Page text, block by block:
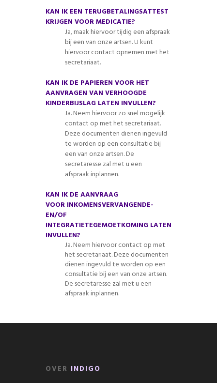
KAN IK EEN TERUGBETALINGSATTEST
KRIJGEN VOOR MEDICATIE?
Ja, maak hiervoor tijdig een afspraak
bij een van onze artsen. U kunt
hiervoor contact opnemen met het
secretariaat.
KAN IK DE PAPIEREN VOOR HET
AANVRAGEN VAN VERHOOGDE
KINDERBIJSLAG LATEN INVULLEN?
Ja. Neem hiervoor zo snel mogelijk
contact op met het secretariaat.
Deze documenten dienen ingevuld
te worden op een consultatie bij
een van onze artsen. De
secretaresse zal met u een
afspraak inplannen.
KAN IK DE AANVRAAG
VOOR INKOMENSVERVANGENDE-
EN/OF
INTEGRATIETEGEMOETKOMING LATEN
INVULLEN?
Ja. Neem hiervoor contact op met
het secretariaat. Deze documenten
dienen ingevuld te worden op een
consultatie bij een van onze artsen.
De secretaresse zal met u een
afspraak inplannen.
OVER INDIGO